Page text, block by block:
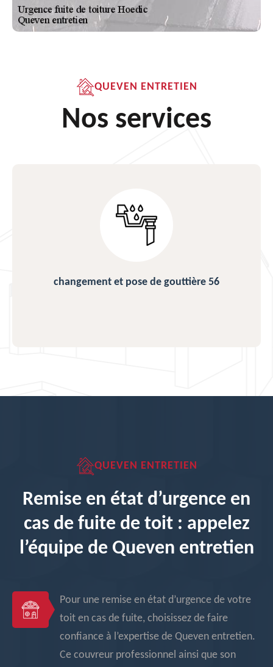
QUEVEN ENTRETIEN
Nos services
changement et pose de gouttière 56
QUEVEN ENTRETIEN
Remise en état d’urgence en
cas de fuite de toit : appelez
l’équipe de Queven entretien
Pour une remise en état d’urgence de votre
toit en cas de fuite, choisissez de faire
confiance à l’expertise de Queven entretien.
Ce couvreur professionnel ainsi que son